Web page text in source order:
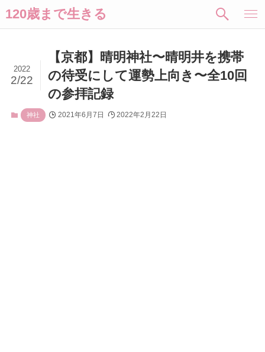
120歳まで生きる
【京都】晴明神社〜晴明井を携帯
の待受にして運勢上向き〜全10回
の参拝記録
2022
2/22
神社 2021年6月7日 2022年2月22日